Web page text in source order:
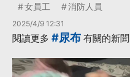
女員工 消防人員
2025/4/9 12:31
閱讀更多 #尿布 有關的新聞